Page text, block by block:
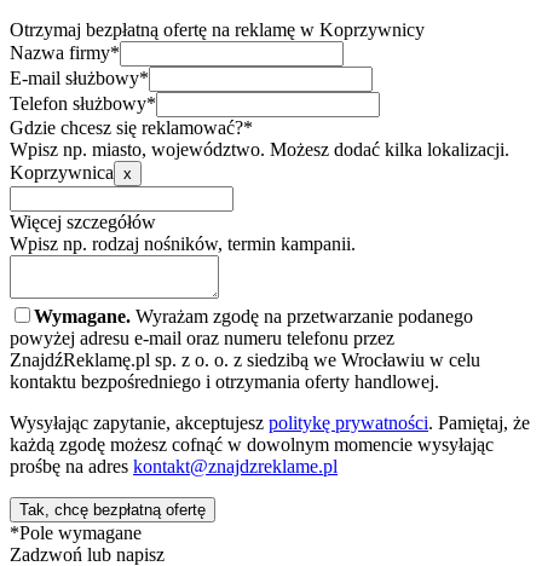
Otrzymaj bezpłatną ofertę na reklamę w Koprzywnicy
Nazwa firmy*
E-mail służbowy*
Telefon służbowy*
Gdzie chcesz się reklamować?*
Wpisz np. miasto, województwo. Możesz dodać kilka lokalizacji.
Koprzywnica x
Więcej szczegółów
Wpisz np. rodzaj nośników, termin kampanii.
Wymagane. Wyrażam zgodę na przetwarzanie podanego
powyżej adresu e-mail oraz numeru telefonu przez
ZnajdźReklamę.pl sp. z o. o. z siedzibą we Wrocławiu w celu
kontaktu bezpośredniego i otrzymania oferty handlowej.
Wysyłając zapytanie, akceptujesz politykę prywatności. Pamiętaj, że
każdą zgodę możesz cofnąć w dowolnym momencie wysyłając
prośbę na adres kontakt@znajdzreklame.pl
Tak, chcę bezpłatną ofertę
*Pole wymagane
Zadzwoń lub napisz